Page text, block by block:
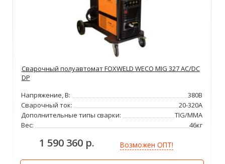
Сварочный полуавтомат FOXWELD WECO MIG 327 AC/DC
DP
Напряжение, В:
380В
Сварочный ток:
20-320А
Дополнительные типы сварки:
TIG/MMA
Вес:
46кг
1 590 360 р. Возможен ОПТ!